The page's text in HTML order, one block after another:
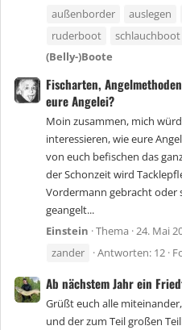
außenborder
auslegen
ruderboot
schlauchboot
(Belly-)Boote
Fischarten,
eure Angelei?
Moin zusammen, mich
interessieren, wie eure
von euch befischen das
der Schonzeit wird
Vordermann gebracht oder
geangelt...
Einstein Thema 24. Mai
zander
Antworten: 12
Ab nächstem Jahr ein
Grüßt euch alle
und der zum Teil großen